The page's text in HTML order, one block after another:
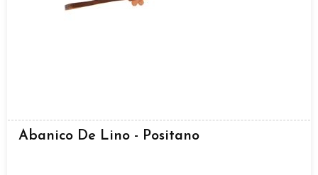
Abanico De Lino - Positano